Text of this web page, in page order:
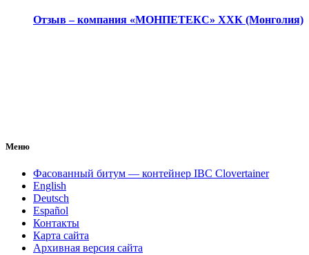
Отзыв – компания «МОНПЕТЕКС» ХХК (Монголия)
Меню
Фасованный битум — контейнер IBC Clovertainer
English
Deutsch
Español
Контакты
Карта сайта
Архивная версия сайта